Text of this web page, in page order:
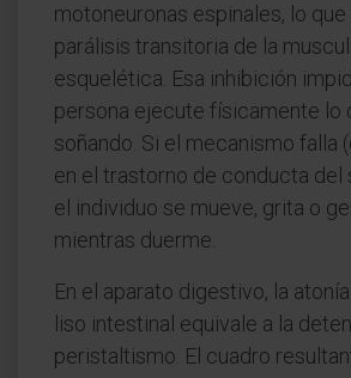
motoneuronas espinales, lo
parálisis transitoria de la
esquelética. Esa inhibición
persona ejecute físicamente lo
soñando. Si el mecanismo falla
en el trastorno de conducta del
el individuo se mueve, grita o
mientras duerme.
En el aparato digestivo, la
liso intestinal equivale a la
peristaltismo. El cuadro